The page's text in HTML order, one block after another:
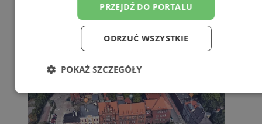
PRZEJDŹ DO PORTALU
ODRZUĆ WSZYSTKIE
POKAŻ SZCZEGÓŁY
Niezbędne Wydajność Targetowanie